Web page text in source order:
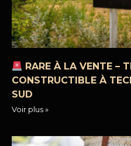
RARE À LA VENTE –
CONSTRUCTIBLE À
SUD
Voir plus »